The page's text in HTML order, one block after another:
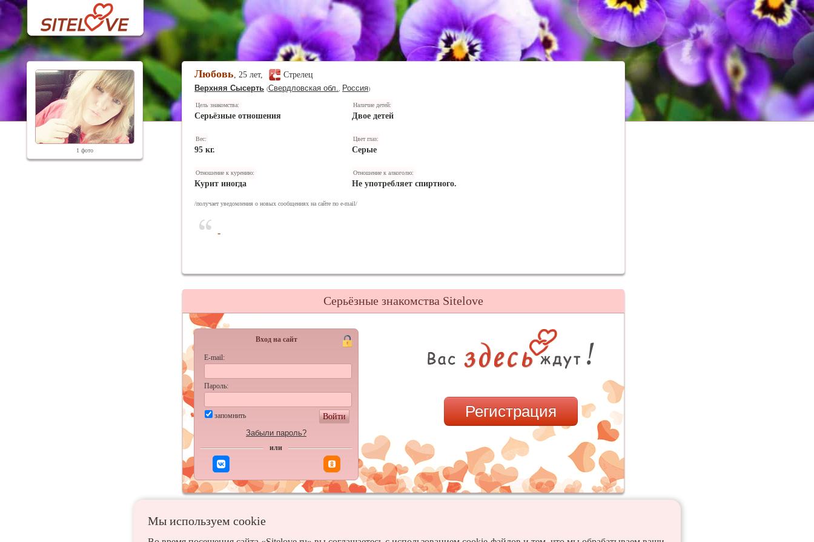
1 фото
Любовь, 25 лет,
Стрелец
Верхняя Сысерть (Свердловская обл. Россия)
Цель знакомства:
Серьёзные отношения
Наличие детей:
Двое детей
Вес:
95 кг.
Цвет глаз:
Серые
Отношение к курению:
Курит иногда
Отношение к алкоголю:
Не употребляет спиртного.
/получает уведомления о новых сообщениях на сайте по e-mail/
-
Мы используем сookie
Серьёзные знакомства Sitelove
Вход на сайт
E-mail:
Пароль:
запомнить
Войти
Забыли пароль?
или
Регистрация